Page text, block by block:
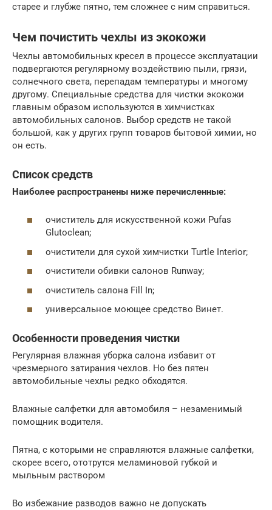
старее и глубже пятно, тем сложнее с ним справиться.
Чем почистить чехлы из экокожи
Чехлы автомобильных кресел в процессе эксплуатации
подвергаются регулярному воздействию пыли, грязи,
солнечного света, перепадам температуры и многому
другому. Специальные средства для чистки экокожи
главным образом используются в химчистках
автомобильных салонов. Выбор средств не такой
большой, как у других групп товаров бытовой химии, но
он есть.
Список средств
Наиболее распространены ниже перечисленные:
очиститель для искусственной кожи Pufas
Glutoclean;
очистители для сухой химчистки Turtle Interior;
очистители обивки салонов Runway;
очиститель салона Fill In;
универсальное моющее средство Винет.
Особенности проведения чистки
Регулярная влажная уборка салона избавит от
чрезмерного затирания чехлов. Но без пятен
автомобильные чехлы редко обходятся.
Влажные салфетки для автомобиля – незаменимый
помощник водителя.
Пятна, с которыми не справляются влажные салфетки,
скорее всего, ототрутся меламиновой губкой и
мыльным раствором
Во избежание разводов важно не допускать